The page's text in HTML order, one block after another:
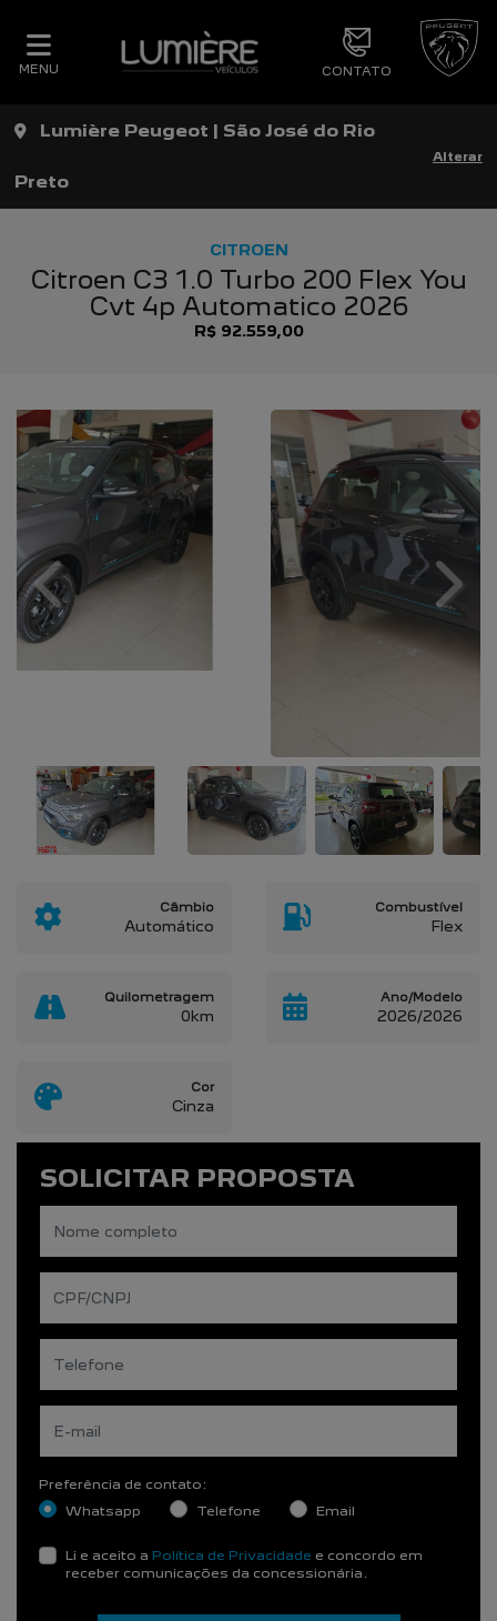
MENU CONTATO
Preto
Alterar
CITROEN
Citroen C3 1.0 Turbo 200 Flex You
Cvt 4p Automatico 2026
R$ 92.559,00
Previous Next
Câmbio
Automático
Combustível
Flex
Quilometragem
0km
Ano/Modelo
2026/2026
Cor
Cinza
SOLICITAR PROPOSTA
Preferência de contato:
Whatsapp
Telefone Email
Li e aceito a Política de Privacidade e concordo em
receber comunicações da concessionária.